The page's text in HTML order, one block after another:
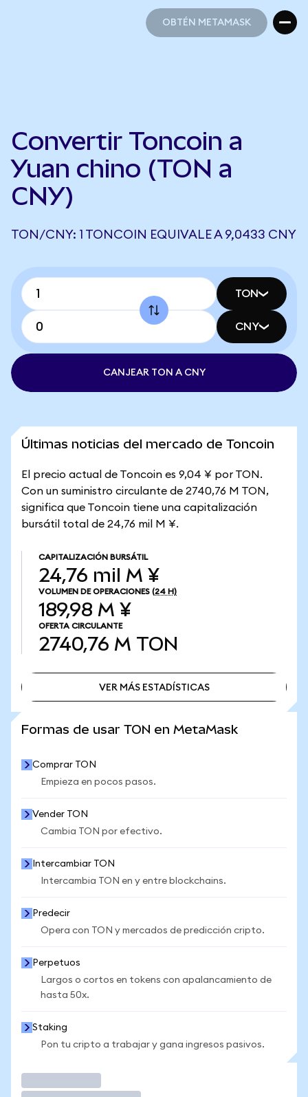
OBTÉN METAMASK
Convertir Toncoin a
Yuan chino (TON a
CNY)
TON/CNY: 1 TONCOIN EQUIVALE A 9,0433 CNY
TON
CNY
CANJEAR TON A CNY
Últimas noticias del mercado de Toncoin
El precio actual de Toncoin es 9,04 ¥ por TON.
Con un suministro circulante de 2740,76 M TON,
significa que Toncoin tiene una capitalización
bursátil total de 24,76 mil M ¥.
CAPITALIZACIÓN BURSÁTIL
24,76 mil M ¥
VOLUMEN DE OPERACIONES (24 H)
189,98 M ¥
OFERTA CIRCULANTE
2740,76 M TON
VER MÁS ESTADÍSTICAS
Formas de usar TON en MetaMask
Comprar TON
Empieza en pocos pasos.
Vender TON
Cambia TON por efectivo.
Intercambiar TON
Intercambia TON en y entre blockchains.
Predecir
Opera con TON y mercados de predicción cripto.
Perpetuos
Largos o cortos en tokens con apalancamiento de
hasta 50x.
Staking
Pon tu cripto a trabajar y gana ingresos pasivos.